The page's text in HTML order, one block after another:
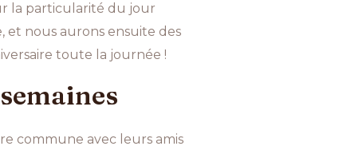
la particularité du jour
et nous aurons ensuite des
toute la journée !
commune avec leurs amis